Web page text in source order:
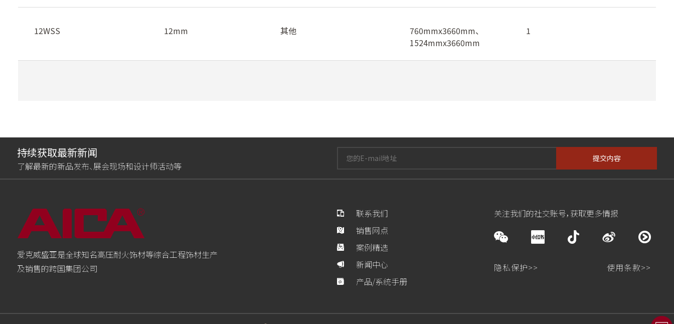
12WSS 12mm 其他
760mmx3660mm、
1524mmx3660mm
1
持续获取最新新闻
了解最新的新品发布、展会现场和设计师活动等
提交内容
爱克威盛亚是全球知名高压耐火饰材等综合工程饰材生产
及销售的跨国集团公司
联系我们
销售网点
案例精选
新闻中心
产品/系统手册
关注我们的社交账号，获取更多情报
隐私保护>> 使用条款>>